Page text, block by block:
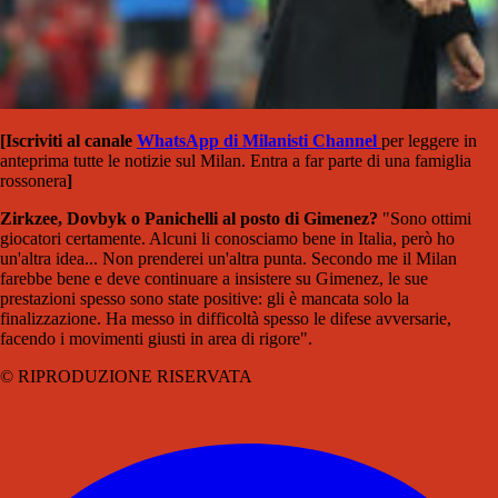
[Iscriviti al canale WhatsApp di Milanisti Channel per leggere in
anteprima tutte le notizie sul Milan. Entra a far parte di una famiglia
rossonera]
Zirkzee, Dovbyk o Panichelli al posto di Gimenez? "Sono ottimi
giocatori certamente. Alcuni li conosciamo bene in Italia, però ho
un'altra idea... Non prenderei un'altra punta. Secondo me il Milan
farebbe bene e deve continuare a insistere su Gimenez, le sue
prestazioni spesso sono state positive: gli è mancata solo la
finalizzazione. Ha messo in difficoltà spesso le difese avversarie,
facendo i movimenti giusti in area di rigore".
© RIPRODUZIONE RISERVATA